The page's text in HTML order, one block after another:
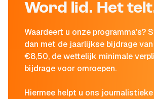
Word lid. Het
Waardeert u onze programma's?
dan met de jaarlijkse bijdrage
€8,50, de wettelijk minimale
bijdrage voor omroepen.
Hiermee helpt u ons